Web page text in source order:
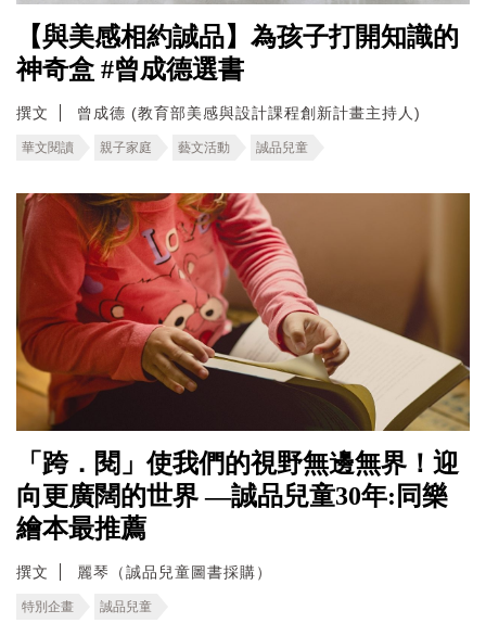
【與美感相約誠品】為孩子打開知識的
神奇盒 #曾成德選書
撰文 曾成德 (教育部美感與設計課程創新計畫主持人)
華文閱讀 親子家庭 藝文活動 誠品兒童
「跨．閱」使我們的視野無邊無界！迎
向更廣闊的世界 —誠品兒童30年:同樂
繪本最推薦
撰文 麗琴（誠品兒童圖書採購）
特別企畫 誠品兒童